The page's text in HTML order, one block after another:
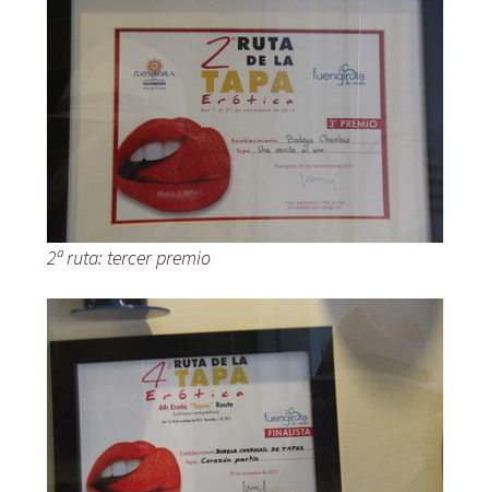
2ª ruta: tercer premio